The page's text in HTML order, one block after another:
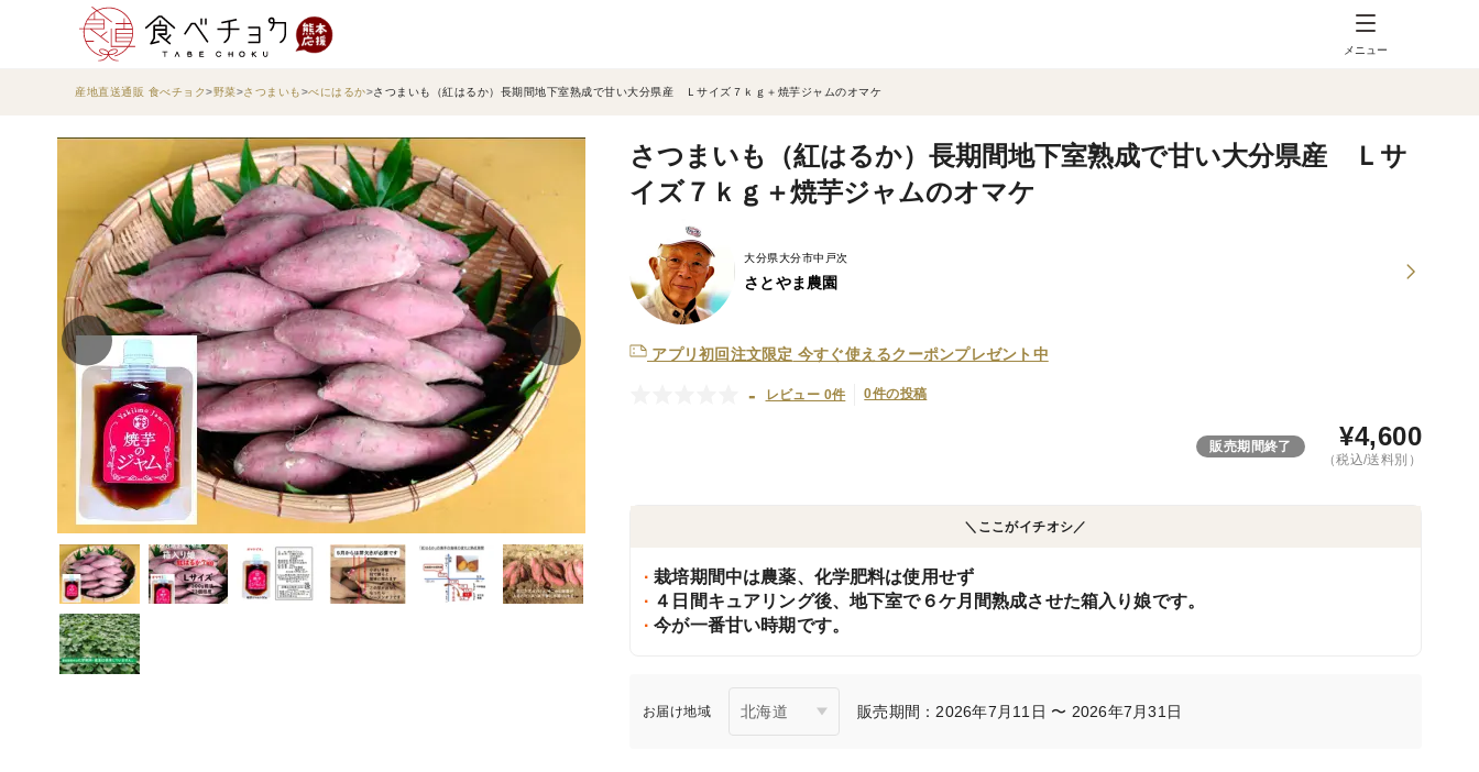
メニュー
産地直送通販 食べチョク 野菜 さつまいも べにはるか さつまいも（紅はるか）長期間地下室熟成で甘い大分県産 Ｌサイズ７ｋｇ＋焼芋ジャムのオマケ
さつまいも（紅はるか）長期間地下室熟成で甘い大分県産 Ｌサ
イズ７ｋｇ＋焼芋ジャムのオマケ
大分県大分市中戸次
さとやま農園
アプリ初回注文限定 今すぐ使えるクーポンプレゼント中
- レビュー 0件 0件の投稿
販売期間終了 ¥4,600
（税込/送料別）
＼ここがイチオシ／
栽培期間中は農薬、化学肥料は使用せず
４日間キュアリング後、地下室で６ケ月間熟成させた箱入り娘です。
今が一番甘い時期です。
お届け地域 販売期間：2026年7月11日 〜 2026年7月31日